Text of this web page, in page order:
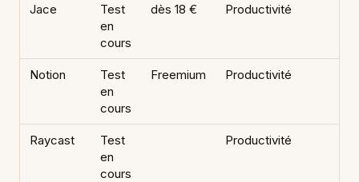
Jace
Test
en
cours
dès 18 € Productivité
Notion
Test
en
cours
Freemium Productivité
Raycast
Test
en
cours
Productivité